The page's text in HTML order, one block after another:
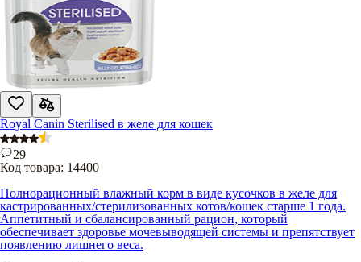
Royal Canin Sterilised в желе для кошек
29
Код товара: 14400
Полнорационный влажный корм в виде кусочков в желе для
кастрированных/стерилизованных котов/кошек старше 1 года.
Аппетитный и сбалансированный рацион, который
обеспечивает здоровье мочевыводящей системы и препятствует
появлению лишнего веса.